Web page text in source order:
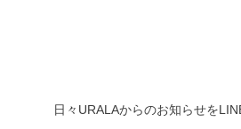
日々URALAからのお知らせを